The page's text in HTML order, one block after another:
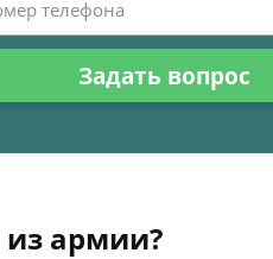
Задать вопрос
армии?